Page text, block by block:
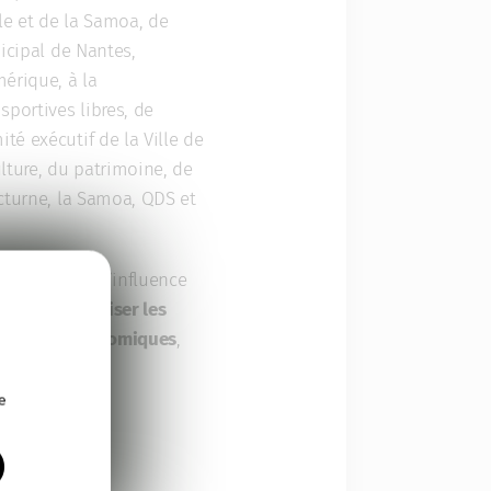
et de la Samoa, de
de Nantes,
à la
libres, de
exécutif de la Ville de
du patrimoine, de
la Samoa, QDS et
le statut et l’influence
de
mobiliser les
économiques,